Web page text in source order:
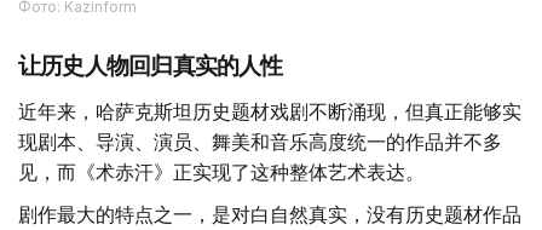
Фото: Kazinform
让历史人物回归真实的人性
近年来，哈萨克斯坦历史题材戏剧不断涌现，但真正能够实
现剧本、导演、演员、舞美和音乐高度统一的作品并不多
见，而《术赤汗》正实现了这种整体艺术表达。
剧作最大的特点之一，是对白自然真实，没有历史题材作品